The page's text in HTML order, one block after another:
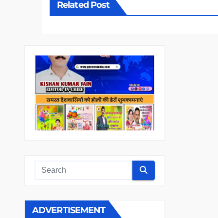
Related Post
ADVERTISEMENT